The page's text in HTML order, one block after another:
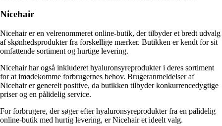
Nicehair
Nicehair er en velrenommeret online-butik, der tilbyder et bredt udvalg
af skønhedsprodukter fra forskellige mærker. Butikken er kendt for sit
omfattende sortiment og hurtige levering.
Nicehair har også inkluderet hyaluronsyreprodukter i deres sortiment
for at imødekomme forbrugernes behov. Brugeranmeldelser af
Nicehair er generelt positive, da butikken tilbyder konkurrencedygtige
priser og en pålidelig service.
For forbrugere, der søger efter hyaluronsyreprodukter fra en pålidelig
online-butik med hurtig levering, er Nicehair et ideelt valg.